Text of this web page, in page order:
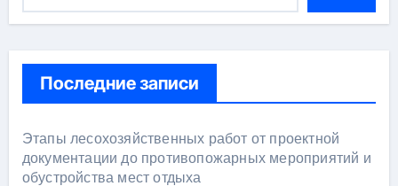
Последние записи
Этапы лесохозяйственных работ от проектной
документации до противопожарных мероприятий и
обустройства мест отдыха